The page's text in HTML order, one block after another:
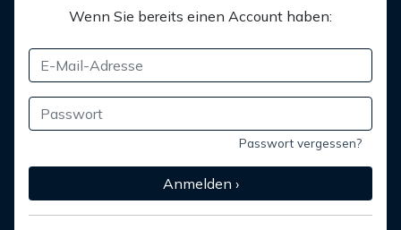
Wenn Sie bereits einen Account haben:
Passwort vergessen?
Anmelden ›